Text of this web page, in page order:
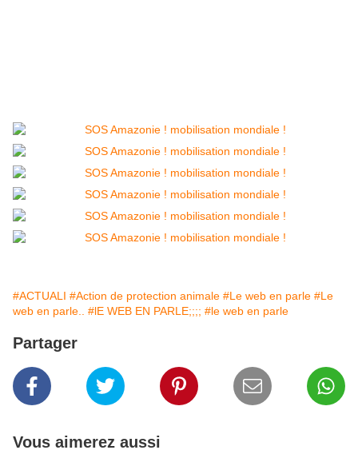
#ACTUALI #Action de protection animale #Le web en parle #Le
web en parle..
#lE WEB EN PARLE;;;; #le web en parle
Partager
Vous aimerez aussi